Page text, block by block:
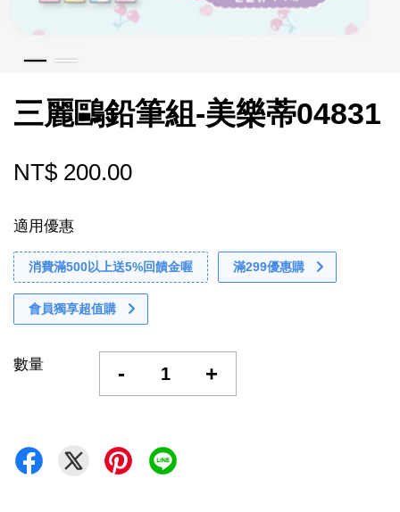
三麗鷗鉛筆組-美樂蒂04831
NT$ 200.00
適用優惠
消費滿500以上送5%回饋金喔 滿299優惠購
會員獨享超值購
數量 - +